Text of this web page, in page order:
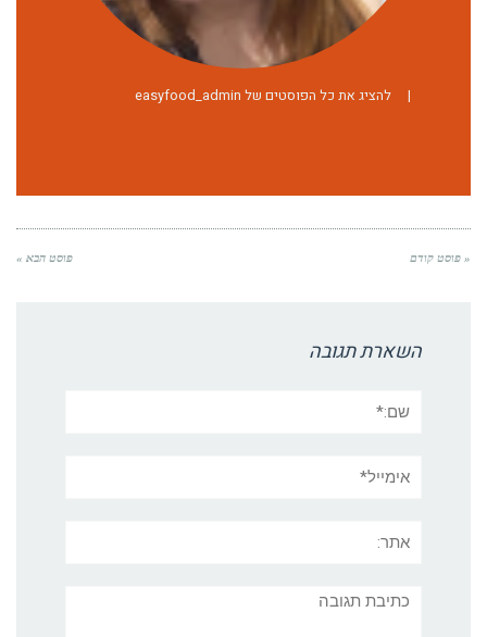
| להציג את כל הפוסטים של easyfood_admin
« פוסט קודם פוסט הבא »
השארת תגובה
תגובה